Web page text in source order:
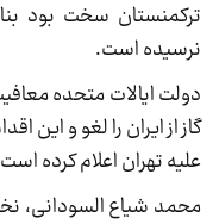
ترکمنستان سخت بود
نرسیده است.
دولت ایالات متحده
گاز از ایران را لغو و این
علیه تهران اعلام کرده
محمد شیاع السودانی،